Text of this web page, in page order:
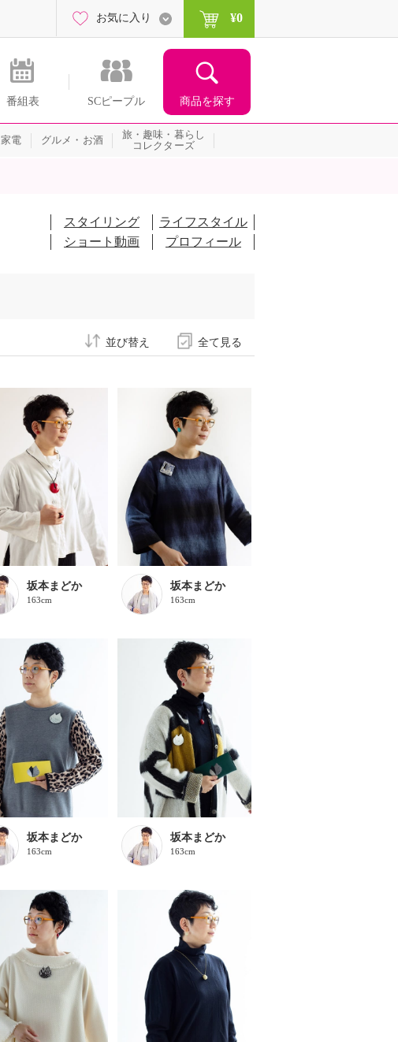
番組表 SCピープル 商品を探す
お気に入り ¥0
家電 グルメ・お酒
旅・趣味・暮らし
コレクターズ
スタイリング
ライフスタイル
ショート動画
プロフィール
全て見る
並び替え
坂本まどか
163cm
坂本まどか
163cm
坂本まどか
163cm
坂本まどか
163cm